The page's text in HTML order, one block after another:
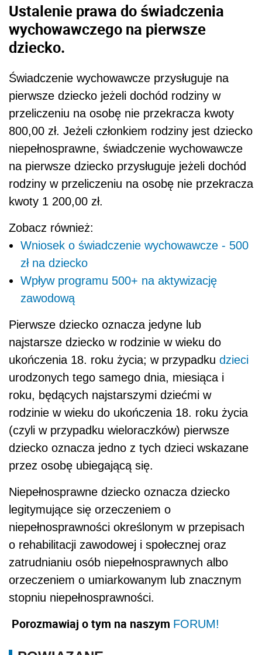
Ustalenie prawa do świadczenia
wychowawczego na pierwsze
dziecko.
Świadczenie wychowawcze przysługuje na
pierwsze dziecko jeżeli dochód rodziny w
przeliczeniu na osobę nie przekracza kwoty
800,00 zł. Jeżeli członkiem rodziny jest dziecko
niepełnosprawne, świadczenie wychowawcze
na pierwsze dziecko przysługuje jeżeli dochód
rodziny w przeliczeniu na osobę nie przekracza
kwoty 1 200,00 zł.
Zobacz również:
Wniosek o świadczenie wychowawcze - 500
zł na dziecko
Wpływ programu 500+ na aktywizację
zawodową
Pierwsze dziecko oznacza jedyne lub
najstarsze dziecko w rodzinie w wieku do
ukończenia 18. roku życia; w przypadku dzieci
urodzonych tego samego dnia, miesiąca i
roku, będących najstarszymi dziećmi w
rodzinie w wieku do ukończenia 18. roku życia
(czyli w przypadku wieloraczków) pierwsze
dziecko oznacza jedno z tych dzieci wskazane
przez osobę ubiegającą się.
Niepełnosprawne dziecko oznacza dziecko
legitymujące się orzeczeniem o
niepełnosprawności określonym w przepisach
o rehabilitacji zawodowej i społecznej oraz
zatrudnianiu osób niepełnosprawnych albo
orzeczeniem o umiarkowanym lub znacznym
stopniu niepełnosprawności.
Porozmawiaj o tym na naszym FORUM!